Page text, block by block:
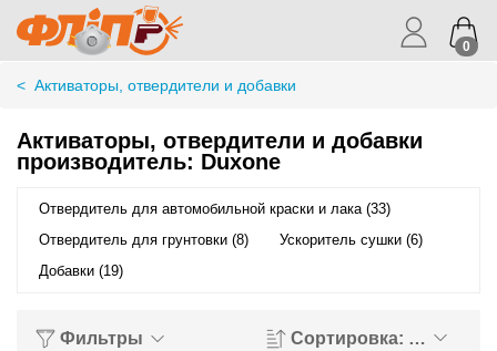
0
< Активаторы, отвердители и добавки
Активаторы, отвердители и добавки
производитель: Duxone
Отвердитель для автомобильной краски и лака (33)
Отвердитель для грунтовки (8)
Ускоритель сушки (6)
Добавки (19)
Фильтры Сортировка: Название